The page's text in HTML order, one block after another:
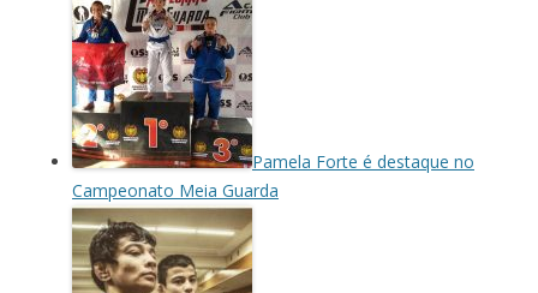
Pamela Forte é destaque no
Campeonato Meia Guarda